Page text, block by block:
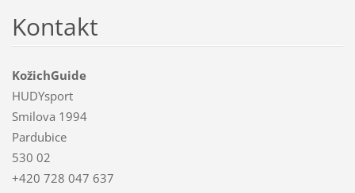
Kontakt
KožichGuide
HUDYsport
Smilova 1994
Pardubice
530 02
+420 728 047 637